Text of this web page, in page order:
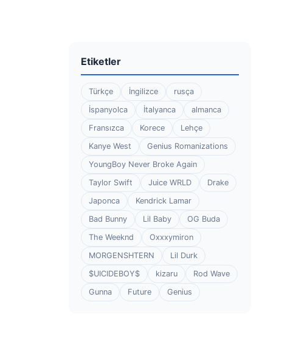
Etiketler
Türkçe İngilizce
rusça
İspanyolca
İtalyanca
almanca
Fransızca
Korece
Lehçe
Kanye West
Genius Romanizations
YoungBoy Never Broke Again
Taylor Swift
Juice WRLD
Drake
Japonca
Kendrick Lamar
Bad Bunny
Lil Baby
OG Buda
The Weeknd
Oxxxymiron
MORGENSHTERN
Lil Durk
$UICIDEBOY$
kizaru
Rod Wave
Gunna
Future Genius